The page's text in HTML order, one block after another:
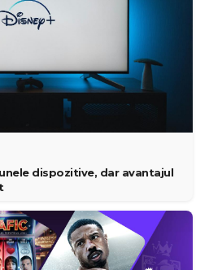
dispozitive, dar avantajul